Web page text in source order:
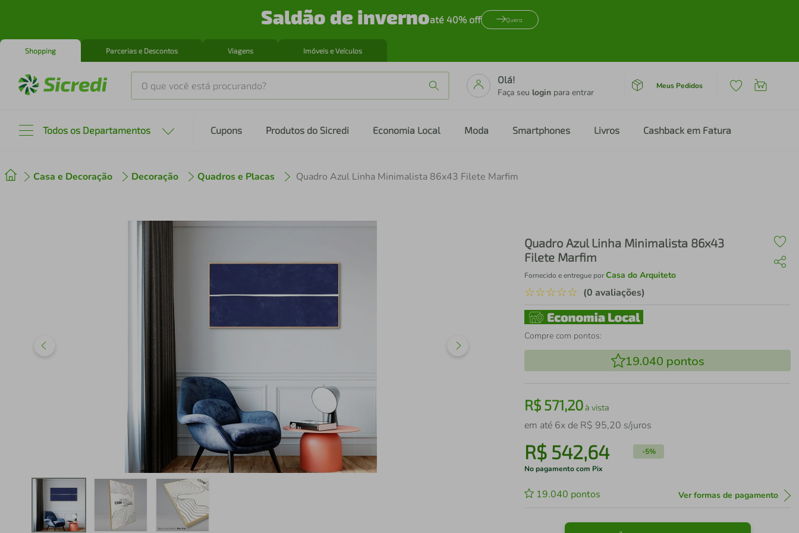
Saldão de invernoaté 40% off Quero
Shopping Parcerias e Descontos Viagens Imóveis e Veículos
O que você está procurando?
Olá!
Faça seu login para entrar
Meus Pedidos
Todos os Departamentos Cupons Produtos do Sicredi Economia Local Moda Smartphones Livros Cashback em Fatura
Casa e Decoração Decoração Quadros e Placas Quadro Azul Linha Minimalista 86x43 Filete Marfim
Quadro Azul Linha Minimalista 86x43
Filete Marfim
Fornecido e entregue porCasa do Arquiteto
☆☆☆☆☆ (0 avaliações)
Compre com pontos:
19.040 pontos
R$571,20à vista
em até 6x de R$ 95,20 s/juros
R$ 542,64 -5%
No pagamento com Pix
19.040 pontos Ver formas de pagamento
º cafeteira
air fryer